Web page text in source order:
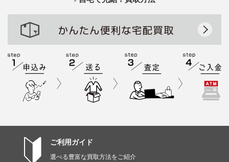
ご利用ガイド
選べる豊富な買取方法をご紹介